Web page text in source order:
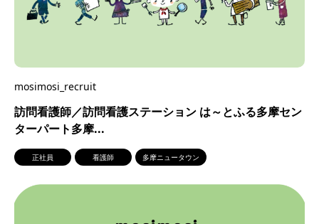
mosimosi_recruit
訪問看護師／訪問看護ステーション は～とふる多摩セン
ターパート多摩...
正社員 看護師 多摩ニュータウン